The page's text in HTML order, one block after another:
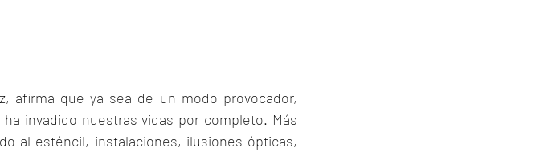
afirma que ya sea de un modo provocador,
invadido nuestras vidas por completo. Más
al esténcil, instalaciones, ilusiones ópticas,